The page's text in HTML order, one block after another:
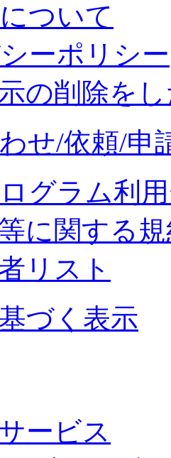
ついて
ーポリシー
の削除を
せ/依頼/申
グラム利
に関する
リスト
づく表示
ービス